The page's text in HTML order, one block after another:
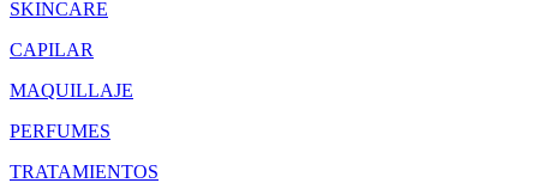
SKINCARE
CAPILAR
MAQUILLAJE
PERFUMES
TRATAMIENTOS